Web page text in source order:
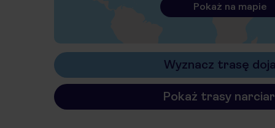
Pokaż na mapie
Wyznacz trasę
Pokaż trasy